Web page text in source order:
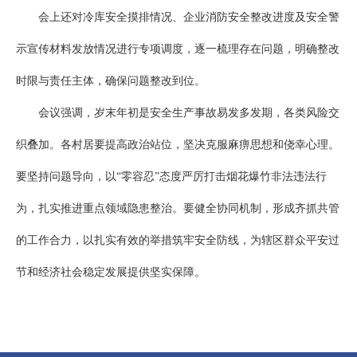
会上还对冷库安全摸排情况、企业消防安全整改进度及安全警
示宣传材料发放情况进行专项调度，逐一梳理存在问题，明确整改
时限与责任主体，确保问题整改到位。
会议强调，岁末年初是安全生产事故易发多发期，各类风险交
织叠加。各村居要提高政治站位，坚决克服麻痹思想和侥幸心理。
要坚持问题导向，以“零容忍”态度严厉打击烟花爆竹非法违法行
为，扎实推进重点领域隐患整治。要健全协同机制，形成齐抓共管
的工作合力，以扎实有效的举措筑牢安全防线，为辖区群众平安过
节和经济社会稳定发展提供坚实保障。